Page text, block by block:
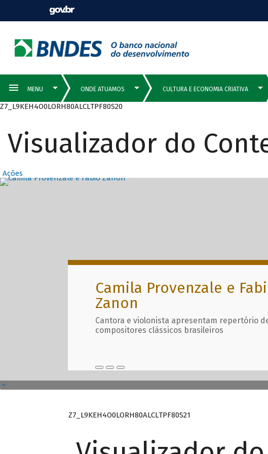
Z7_L9KEH4O0LORH80ALCLTPF80S20
Visualizador do
Ações
Destaques
Camila Provenzale e
Zanon
Cantora e violonista apresentam repertório
compositores clássicos brasileiros
Z7_L9KEH4O0LORH80ALCLTPF80S21